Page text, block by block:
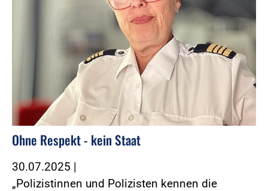
Ohne Respekt - kein Staat
30.07.2025 |
„Polizistinnen und Polizisten kennen die